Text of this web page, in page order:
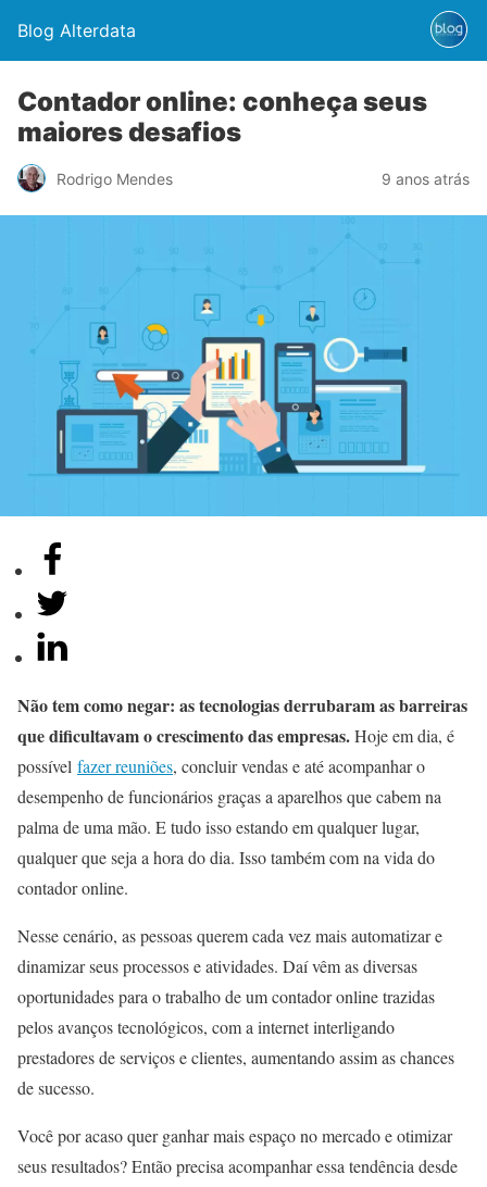
Blog Alterdata
Contador online: conheça seus
maiores desafios
Rodrigo Mendes 9 anos atrás
Não tem como negar: as tecnologias derrubaram as barreiras
que dificultavam o crescimento das empresas.Hoje em dia, é
possível fazer reuniões, concluir vendas e até acompanhar o
desempenho de funcionários graças a aparelhos que cabem na
palma de uma mão. E tudo isso estando em qualquer lugar,
qualquer que seja a hora do dia. Isso também com na vida do
contador online.
Nesse cenário, as pessoas querem cada vez mais automatizar e
dinamizar seus processos e atividades. Daí vêm as diversas
oportunidades para o trabalho de um contador online trazidas
pelos avanços tecnológicos, com a internet interligando
prestadores de serviços e clientes, aumentando assim as chances
de sucesso.
Você por acaso quer ganhar mais espaço no mercado e otimizar
seus resultados? Então precisa acompanhar essa tendência desde